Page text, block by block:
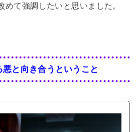
めて強調したいと思いました。
と向き合うということ